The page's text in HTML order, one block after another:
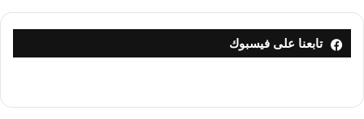
تابعنا على فيسبوك